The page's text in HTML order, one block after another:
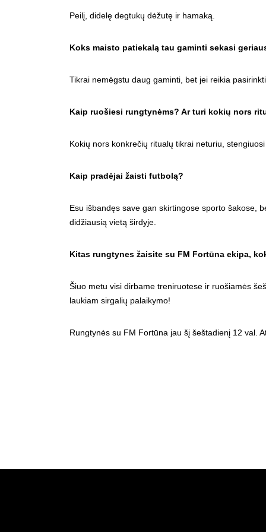
Peilį, didelę degtukų dėžutę ir hamaką.
Koks maisto patiekalą tau gaminti sekasi
Tikrai nemėgstu daug gaminti, bet jei reikia
Kaip ruošiesi rungtynėms? Ar turi kokių nors
Kokių nors konkrečių ritualų tikrai neturiu,
Kaip pradėjai žaisti futbolą?
Esu išbandęs save gan skirtingose sporto šakose,
didžiausią vietą širdyje.
Kitas rungtynes žaisite su FM Fortūna ekipa,
Šiuo metu visi dirbame treniruotese ir ruošiamės
laukiam sirgalių palaikymo!
Rungtynės su FM Fortūna jau šį šeštadienį 12 val.